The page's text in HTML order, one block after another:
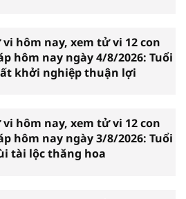
vi hôm nay, xem tử vi 12 con
hôm nay ngày 4/8/2026: Tuổi
khởi nghiệp thuận lợi
vi hôm nay, xem tử vi 12 con
hôm nay ngày 3/8/2026: Tuổi
tài lộc thăng hoa